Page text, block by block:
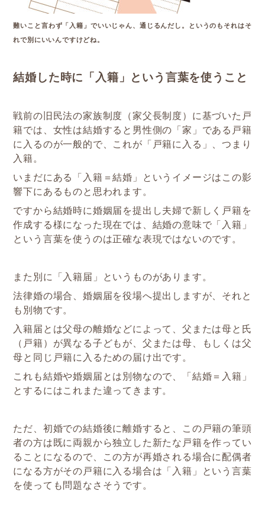
難いこと言わず「入籍」でいいじゃん、通じるんだし。というのもそれはそ
れで別にいいんですけどね。
結婚した時に「入籍」という言葉を使うこと
戦前の旧民法の家族制度（家父長制度）に基づいた戸
籍では、女性は結婚すると男性側の「家」である戸籍
に入るのが一般的で、これが「戸籍に入る」、つまり
入籍。
いまだにある「入籍＝結婚」というイメージはこの影
響下にあるものと思われます。
ですから結婚時に婚姻届を提出し夫婦で新しく戸籍を
作成する様になった現在では、結婚の意味で「入籍」
という言葉を使うのは正確な表現ではないのです。
また別に「入籍届」というものがあります。
法律婚の場合、婚姻届を役場へ提出しますが、それと
も別物です。
入籍届とは父母の離婚などによって、父または母と氏
（戸籍）が異なる子どもが、父または母、もしくは父
母と同じ戸籍に入るための届け出です。
これも結婚や婚姻届とは別物なので、「結婚＝入籍」
とするにはこれまた違ってきます。
ただ、初婚での結婚後に離婚すると、この戸籍の筆頭
者の方は既に両親から独立した新たな戸籍を作ってい
ることになるので、この方が再婚される場合に配偶者
になる方がその戸籍に入る場合は「入籍」という言葉
を使っても問題なさそうです。